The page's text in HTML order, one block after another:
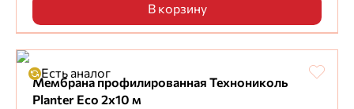
В корзину
Есть аналог
Мембрана профилированная Технониколь
Planter Eco 2х10 м